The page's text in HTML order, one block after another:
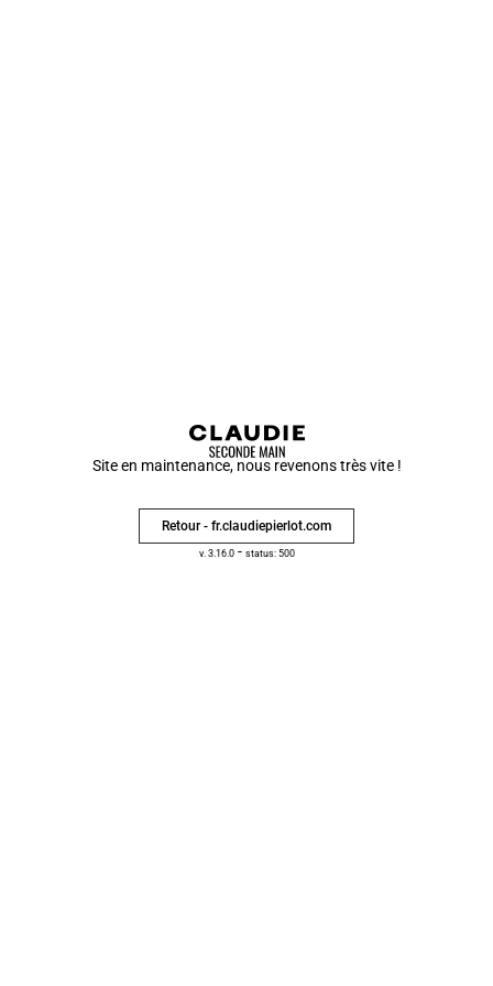
Site en maintenance, nous revenons très vite !
Retour - fr.claudiepierlot.com
v. 3.16.0- status: 500